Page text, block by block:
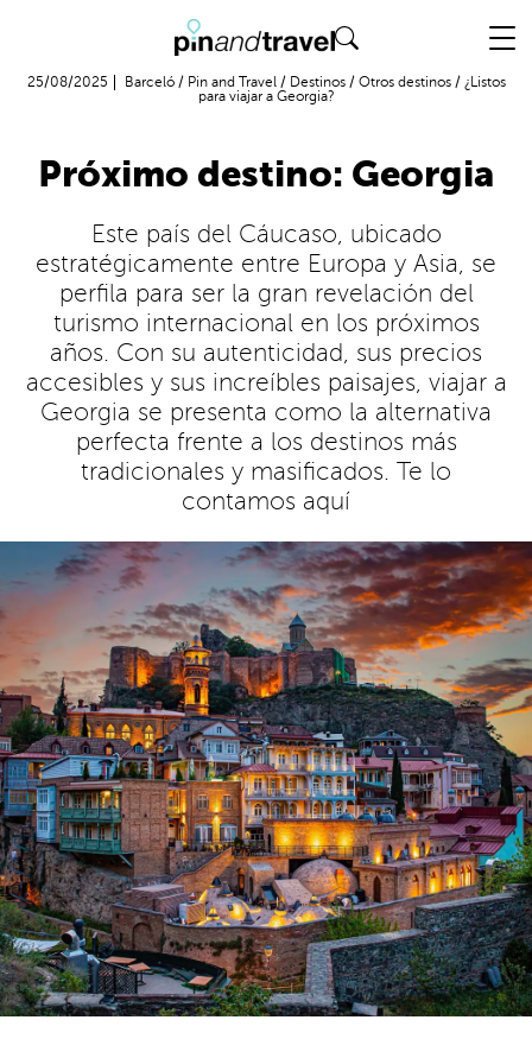
25/08/2025 Barceló / Pin and Travel / Destinos / Otros destinos / ¿Listos
para viajar a Georgia?
Próximo destino: Georgia
Este país del Cáucaso, ubicado
estratégicamente entre Europa y Asia, se
perfila para ser la gran revelación del
turismo internacional en los próximos
años. Con su autenticidad, sus precios
accesibles y sus increíbles paisajes, viajar a
Georgia se presenta como la alternativa
perfecta frente a los destinos más
tradicionales y masificados. Te lo
contamos aquí